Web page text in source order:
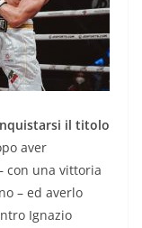
il titolo
aver
con una vittoria
– ed averlo
Ignazio